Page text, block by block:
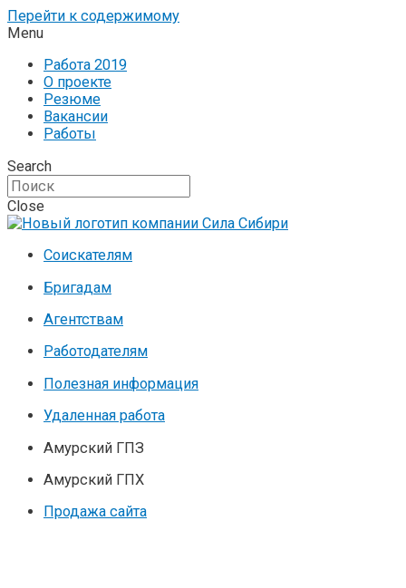
Перейти к содержимому
Menu
Работа 2019
О проекте
Резюме
Вакансии
Работы
Search
Close
Соискателям
Бригадам
Агентствам
Работодателям
Полезная информация
Удаленная работа
Амурский ГПЗ
Амурский ГПХ
Продажа сайта